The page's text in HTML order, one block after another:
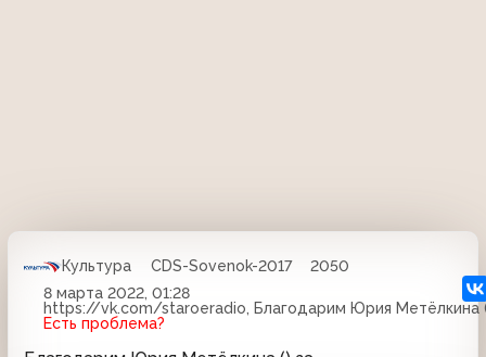
Культура CDS-Sovenok-2017
2050
8 марта 2022, 01:28
https://vk.com/staroeradio, Благодарим Юрия Метёлкина
Есть проблема?